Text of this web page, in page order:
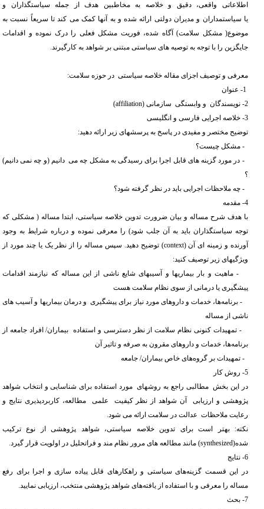
اطلاعاتی واقعی، دقیق و خلاصه به مخاطبین هدف از جمله سیاستگذاران و
یا سیاستمداران و مدیران دولتی ارائه شده و به آنها کمک می کند تا سریعاً نسبت به
موضوع( مشکل سلامت) آگاه شده، فوریت مشکل فعلی را درک نموده و اقدامات
جایگزین را با توجه به توصیه های سیاستی مبتنی بر شواهد به کارگیرند.
معرفی و توصیف اجزای مقاله خلاصه سیاستی در حوزه سلامت:
(affiliation)
خلاصه اجرایی فارسی و انگلیسی
توضیح مختصر و مفیدی در پاسخ به پرسشهای زیر ارائه دهید:
- مشکل چیست؟
- در مورد گزینه های قابل اجرا برای رسیدگی به مشکل چه می دانیم (و چه نمی دانیم)
- چه ملاحظات اجرایی باید در نظر گرفته شود؟
با هدف شرح مساله و بیان ضرورت تدوین خلاصه سیاستی، ابتدا مساله ( مشکلی که
توجه سیاستگذاران باید به آن جلب شود) را معرفی نموده و درباره شرایط به وجود
آورنده و زمینه ای آن ( context) توضیح دهید. سپس مساله را از نظر یک یا چند مورد از
ویژگیهای زیر توصیف کنید:
- ماهیت و بار بیماریها و آسیبهای شایع ناشی از این مساله که نیازمند اقدامات
پیشگیری یا درمانی از سوی نظام سلامت هست
- برنامه‌ها، خدمات و داروهای مورد نیاز برای پیشگیری و درمان بیماریها و آسیب های
ناشی از مساله
- تمهیدات کنونی نظام سلامت از نظر دسترسی و استفاده بیماران/ افراد جامعه از
برنامه‌ها، خدمات و داروهای مقرون به صرفه و تاثیر آن
- تمهیدات بر گروه‌های خاص بیماران/ جامعه
در این بخش مطالبی راجع به روشهای مورد استفاده برای شناسایی و انتخاب شواهد
پژوهشی و ارزیابی آن شواهد از نظر کیفیت علمی مطالعه، کاربردپذیری نتایج و
رعایت ملاحظات عدالت در سلامت ارائه می شود.
نکته: بهتر است برای تدوین خلاصه سیاستی، شواهد پژوهشی از نوع ترکیب
شده(synthesized) مانند مطالعه های مرور نظام مند و فراتحلیل در اولویت قرار گیرد.
در این قسمت گزینه‌های سیاستی و راهکارهای قابل پیاده سازی و اجرا برای رفع
مساله را معرفی و با استفاده از یافته‌های شواهد پژوهشی منتخب، ارزیابی نمایید.